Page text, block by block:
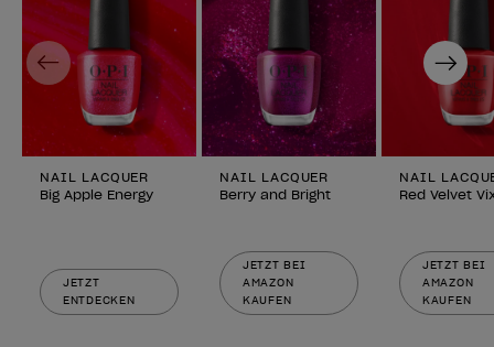
NAIL LACQUER
Big Apple Energy
JETZT
ENTDECKEN
NAIL LACQUER
Berry and Bright
JETZT BEI
AMAZON
KAUFEN
NAIL
Red Velvet
JETZT BEI
AMAZON
KAUFEN
Previous Next